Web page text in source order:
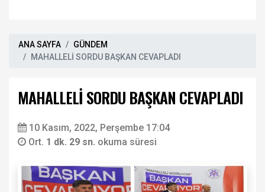
ANA SAYFA
GÜNDEM
MAHALLELİ SORDU BAŞKAN CEVAPLADI
MAHALLELİ SORDU BAŞKAN CEVAPLADI
10 Kasım, 2022, Perşembe 17:04
Ort. 1 dk. 29 sn. okuma süresi